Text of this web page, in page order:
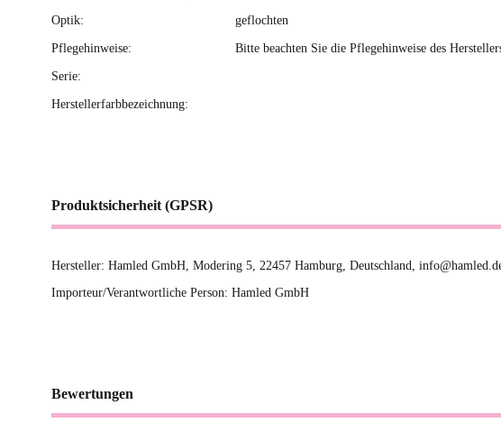
Optik: geflochten
Pflegehinweise: Bitte beachten Sie die Pflegehinweise des
Serie:
Herstellerfarbbezeichnung:
Produktsicherheit (GPSR)
Hersteller: Hamled GmbH, Modering 5, 22457 Hamburg, Deutschland,
Importeur/Verantwortliche Person: Hamled GmbH
Bewertungen